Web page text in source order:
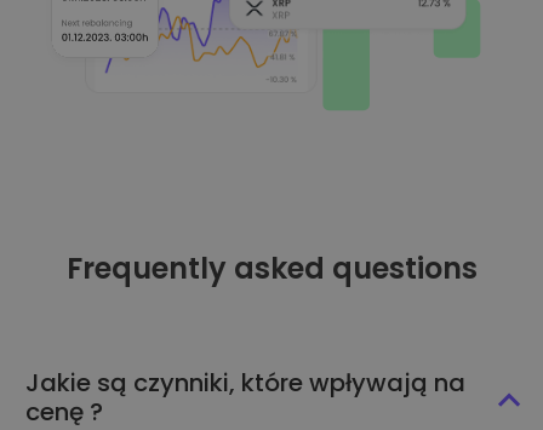
Frequently asked questions
Jakie są czynniki, które wpływają na
cenę ?